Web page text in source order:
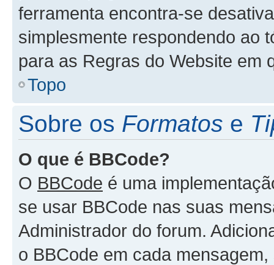
ferramenta encontra-se
simplesmente respondendo ao
para as Regras do Website em
Topo
Sobre os Formatos e
O que é BBCode?
O BBCode é uma
se usar BBCode nas suas
Administrador do forum.
o BBCode em cada